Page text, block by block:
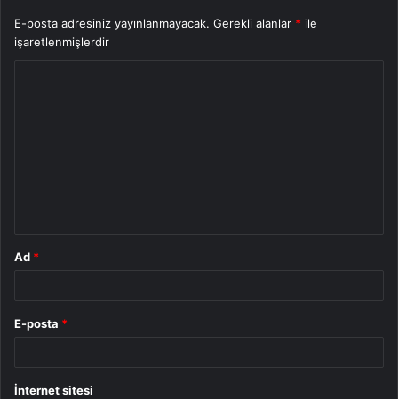
E-posta adresiniz yayınlanmayacak. Gerekli alanlar * ile
işaretlenmişlerdir
Ad *
E-posta *
İnternet sitesi